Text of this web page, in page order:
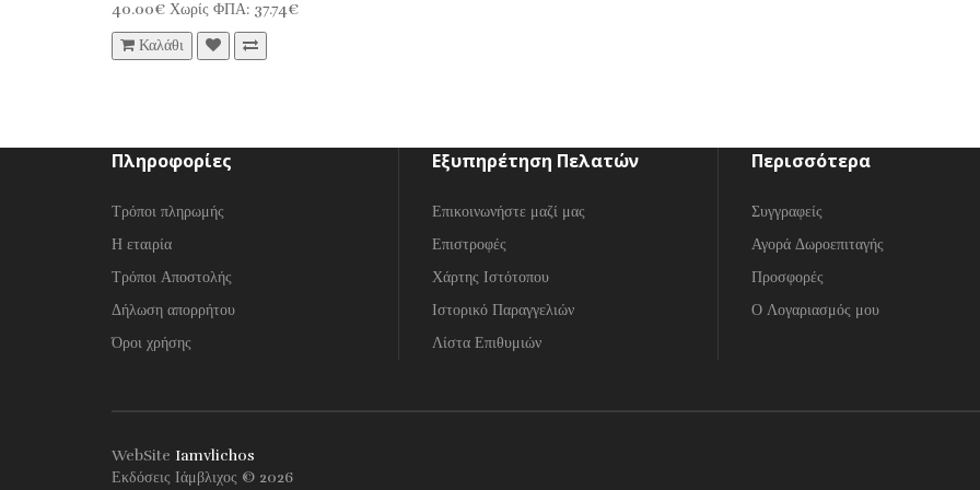
40.00€ Χωρίς ΦΠΑ: 37.74€
Καλάθι
Πληροφορίες
Τρόποι πληρωμής
Η εταιρία
Τρόποι Αποστολής
Δήλωση απορρήτου
Όροι χρήσης
Εξυπηρέτηση Πελατών
Επικοινωνήστε μαζί μας
Επιστροφές
Χάρτης Ιστότοπου
Ιστορικό Παραγγελιών
Λίστα Επιθυμιών
Περισσότερα
Συγγραφείς
Αγορά Δωροεπιταγής
Προσφορές
Ο Λογαριασμός μου
WebSite Iamvlichos
Εκδόσεις Ιάμβλιχος © 2026